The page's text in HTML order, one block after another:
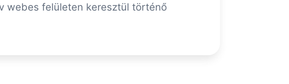
webes felületen keresztül történő